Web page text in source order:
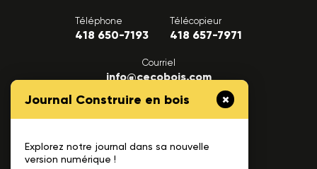
Journal Construire en bois
Explorez notre journal dans sa nouvelle
version numérique !
Téléphone
418 650-7193
Télécopieur
418 657-7971
Courriel
info@cecobois.com